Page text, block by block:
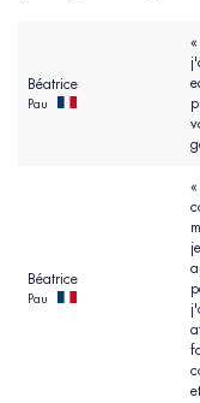
Béatrice
Pau
Béatrice
Pau